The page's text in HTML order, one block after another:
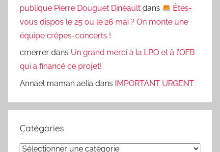
publique Pierre Douguet Dinéault dans
Êtes-
vous dispos le 25 ou le 26 mai ? On monte une
équipe crêpes-concerts !
cmerrer dans Un grand merci à la LPO et à l’OFB
qui a financé ce projet!
Annael maman aelia dans IMPORTANT URGENT
Catégories
Catégories